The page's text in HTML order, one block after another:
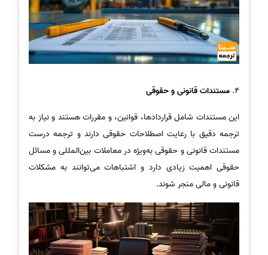
4. مستندات قانونی و حقوقی
این مستندات شامل قراردادها، قوانین، و مقررات هستند و نیاز به
ترجمه دقیق با رعایت اصطلاحات حقوقی دارند و ترجمه درست
مستندات قانونی و حقوقی به‌ویژه در معاملات بین‌المللی و مسائل
حقوقی اهمیت زیادی دارد و اشتباهات می‌توانند به مشکلات
قانونی و مالی منجر شوند.